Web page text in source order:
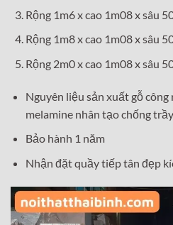
Rộng 1m6 x cao 1m08 x sâu
Rộng 1m8 x cao 1m08 x sâu
Rộng 2m0 x cao 1m08 x sâu
Nguyên liệu sản xuất gỗ
melamine nhân tạo chống trầy
Bảo hành 1 năm
Nhận đặt quầy tiếp tân đẹp